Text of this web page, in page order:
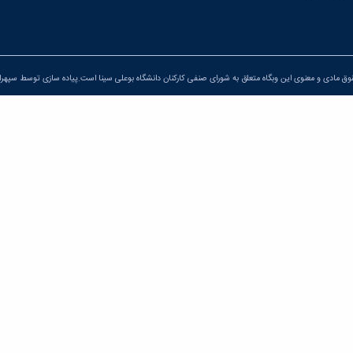
مادی و معنوی این وبگاه متعلق به شورای صنفی کارکنان دانشگاه بوعلی سینا است.پیاده سازی توسط